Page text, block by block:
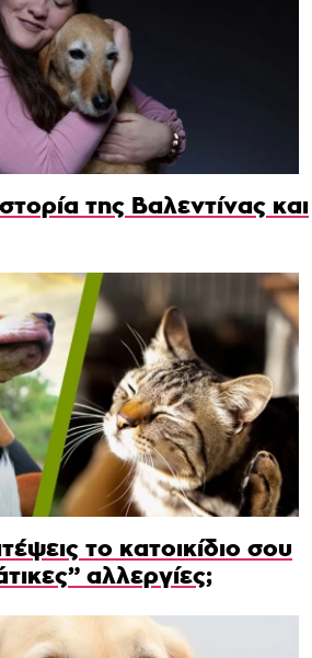
της Βαλεντίνας και
το κατοικίδιο σου
αλλεργίες;